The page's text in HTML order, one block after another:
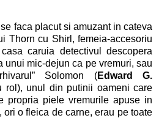
faca placut si amuzant in cateva
Thorn cu Shirl, femeia-accesoriu
caruia detectivul descopera
unui mic-dejun ca pe vremuri, sau
Solomon (Edward G.
rol), unul din putinii oameni care
propria piele vremurile apuse in
o fleica de carne, erau pe toate